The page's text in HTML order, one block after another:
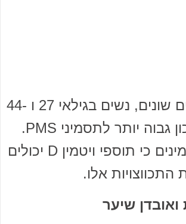
על פי מחקרים שונים, נשים בגילאי 27 ו -44
נמצאות בסיכון גבוה יותר לתסמיני PMS.
החוקרים מאמינים כי תוספי ויטמין D יכולים
התכווצויות אלו.